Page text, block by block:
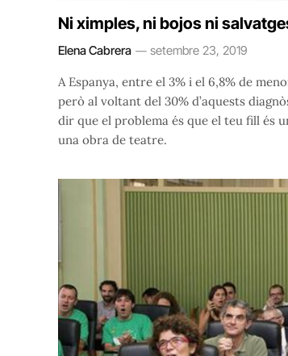
Ni ximples, ni bojos ni
Elena Cabrera setembre 23, 2019
A Espanya, entre el 3% i el 6,8% de
però al voltant del 30% d’aquests
dir que el problema és que el teu fill és
una obra de teatre.